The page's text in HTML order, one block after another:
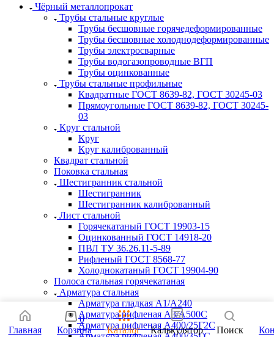
Чёрный металлопрокат
Трубы стальные круглые
Трубы бесшовные горячедеформированные
Трубы бесшовные холоднодеформированные
Трубы электросварные
Трубы водогазопроводные ВГП
Трубы оцинкованные
Трубы стальные профильные
Квадратные ГОСТ 8639-82, ГОСТ 30245-03
Прямоугольные ГОСТ 8639-82, ГОСТ 30245-
03
Круг стальной
Круг
Круг калиброванный
Квадрат стальной
Поковка стальная
Шестигранник стальной
Шестигранник
Шестигранник калиброванный
Лист стальной
Горячекатаный ГОСТ 19903-15
Оцинкованный ГОСТ 14918-20
ПВЛ ТУ 36.26.11-5-89
Рифленый ГОСТ 8568-77
Холоднокатаный ГОСТ 19904-90
Полоса стальная горячекатаная
Арматура стальная
Арматура гладкая А1/А240
Арматура рифленая А3/А500С
Арматура рифленая А400/25Г2С
Главная
0
Корзина
Каталог Калькулятор Поиск